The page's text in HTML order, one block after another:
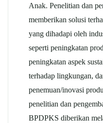
Anak. Penelitian dan
memberikan solusi
yang dihadapi oleh
seperti peningkatan
peningkatan aspek
terhadap lingkungan,
penemuan/inovasi
penelitian dan
BPDPKS diberikan